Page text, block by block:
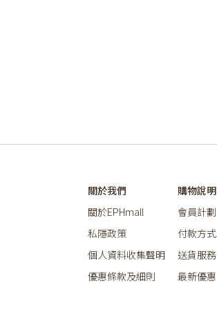
關於我們
關於EPHmall
私隱政策
個人資料收集聲明
優惠條款及細則
購物說明
會員計劃
付款方式
送貨服務
最新優惠